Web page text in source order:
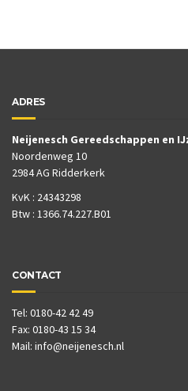
ADRES
Neijenesch Gereedschappen en
Noordenweg 10
2984 AG Ridderkerk
KvK : 24343298
Btw : 1366.74.227.B01
CONTACT
Tel: 0180-42 42 49
Fax: 0180-43 15 34
Mail: info@neijenesch.nl